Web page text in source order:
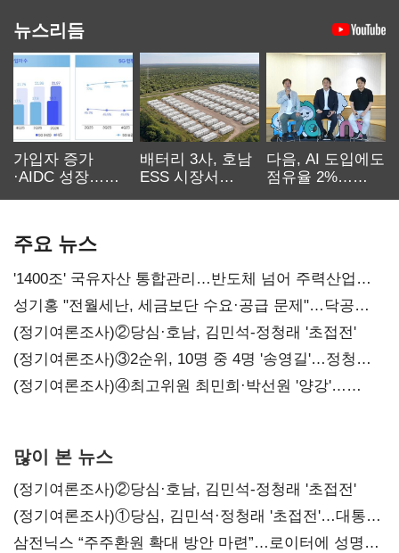
뉴스리듬
가입자 증가
·AIDC 성장…
배터리 3사, 호남
ESS 시장서
다음, AI 도입에도
점유율 2%…
주요 뉴스
'1400조' 국유자산 통합관리…반도체 넘어 주력산업
구조혁신
성기홍 "전월세난, 세금보단 수요·공급 문제"…닥공
시사
(정기여론조사)②당심·호남, 김민석-정청래 '초접전'
(정기여론조사)③2순위, 10명 중 4명 '송영길'…정청래
'한 자릿수'
(정기여론조사)④최고위원 최민희·박선원 '양강'…
많이 본 뉴스
(정기여론조사)②당심·호남, 김민석-정청래 '초접전'
(정기여론조사)①당심, 김민석·정청래 '초접전'…대통령
지지도 '50% 아래로'(종합)
삼전닉스 “주주환원 확대 방안 마련”…로이터에 성명